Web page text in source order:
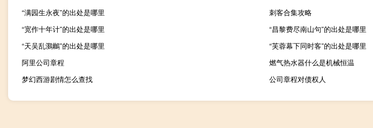
“满园生永夜”的出处是哪里
刺客合集攻略
“宽作十年计”的出处是哪里
“昌黎费尽南山句”的出处是哪里
“天吴乱鸂鶒”的出处是哪里
“芙蓉幕下同时客”的出处是哪里
阿里公司章程
燃气热水器什么是机械恒温
梦幻西游剧情怎么查找
公司章程对债权人